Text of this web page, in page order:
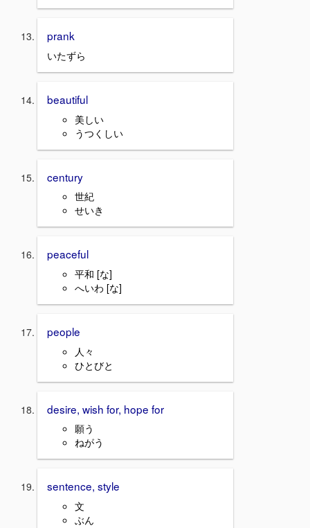
prank
いたずら
beautiful
美しい
うつくしい
century
世紀
せいき
peaceful
平和 [な]
へいわ [な]
people
人々
ひとびと
desire, wish for, hope for
願う
ねがう
sentence, style
文
ぶん